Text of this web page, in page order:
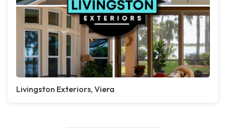
Livingston Exteriors, Viera